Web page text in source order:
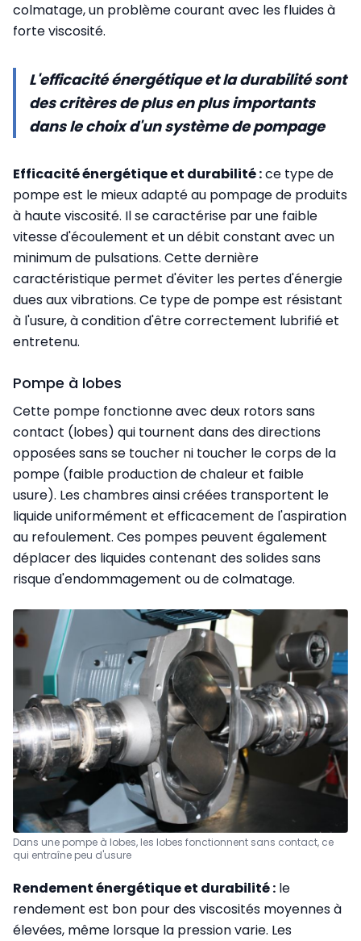
colmatage, un problème courant avec les fluides à
forte viscosité.
L'efficacité énergétique et la durabilité sont
des critères de plus en plus importants
dans le choix d'un système de pompage
Efficacité énergétique et durabilité :ce type de
pompe est le mieux adapté au pompage de produits
à haute viscosité. Il se caractérise par une faible
vitesse d'écoulement et un débit constant avec un
minimum de pulsations. Cette dernière
caractéristique permet d'éviter les pertes d'énergie
dues aux vibrations. Ce type de pompe est résistant
à l'usure, à condition d'être correctement lubrifié et
entretenu.
Pompe à lobes
Cette pompe fonctionne avec deux rotors sans
contact (lobes) qui tournent dans des directions
opposées sans se toucher ni toucher le corps de la
pompe (faible production de chaleur et faible
usure). Les chambres ainsi créées transportent le
liquide uniformément et efficacement de l'aspiration
au refoulement. Ces pompes peuvent également
déplacer des liquides contenant des solides sans
risque d'endommagement ou de colmatage.
Dans une pompe à lobes, les lobes fonctionnent sans contact, ce
qui entraîne peu d'usure
Rendement énergétique et durabilité : le
rendement est bon pour des viscosités moyennes à
élevées, même lorsque la pression varie. Les